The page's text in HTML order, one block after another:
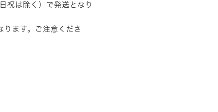
祝は除く）で発送となり
ます。ご注意くださ